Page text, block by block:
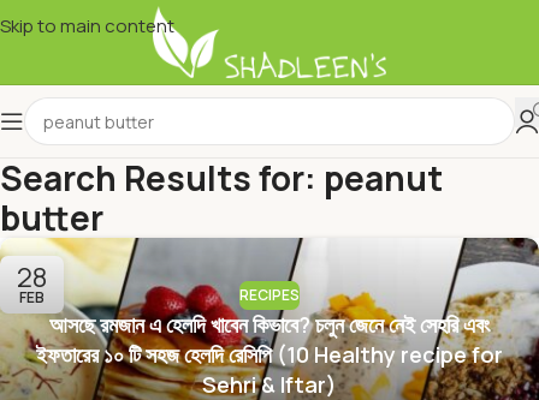
Skip to main content
Search Results for: peanut
butter
28
FEB RECIPES
আসছে রমজান এ হেলদি খাবেন কিভাবে? চলুন জেনে নেই সেহরি এবং
ইফতারের ১০ টি সহজ হেলদি রেসিপি (10 Healthy recipe for
Sehri & Iftar)